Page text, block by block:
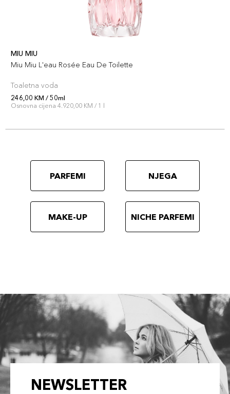
MIU MIU
Miu Miu L'eau Rosée Eau De Toilette
Toaletna voda
246,00 KM / 50ml
Osnovna cijena 4.920,00 KM / 1 l
PARFEMI NJEGA
MAKE-UP NICHE PARFEMI
NEWSLETTER